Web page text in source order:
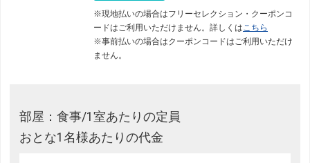
※現地払いの場合はフリーセレクション・クーポンコ
ードはご利用いただけません。詳しくはこちら
※事前払いの場合はクーポンコードはご利用いただけ
ません。
部屋：食事/1室あたりの定員
おとな1名様あたりの代金